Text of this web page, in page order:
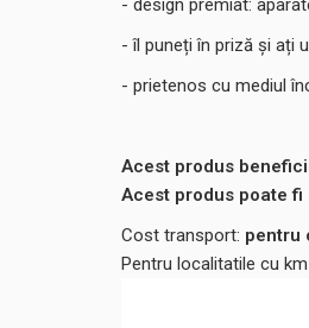
- design premiat:
- îl puneți în priză și ați
- prietenos cu mediul
Acest produs
Acest produs poate fi
Cost transport: pentru
Pentru localitatile cu